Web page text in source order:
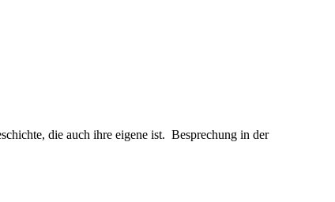
die auch ihre eigene ist. Besprechung in der